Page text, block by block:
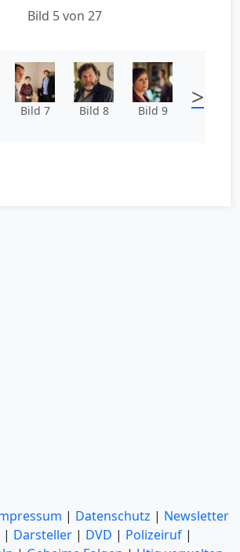
Bild 5 von 27
Bild 7 Bild 8 Bild 9 >
| Datenschutz | Newsletter
| Darsteller | DVD | Polizeiruf |